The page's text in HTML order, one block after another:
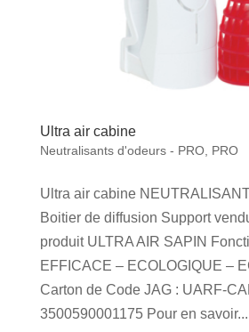
Ultra air cabine
Neutralisants d'odeurs - PRO, PRO
Ultra air cabine
Boitier de diffusion Support
produit ULTRA AIR SAPIN
EFFICACE – ECOLOGIQUE –
Carton de Code JAG : UARF-
3500590001175 Pour en savoir...